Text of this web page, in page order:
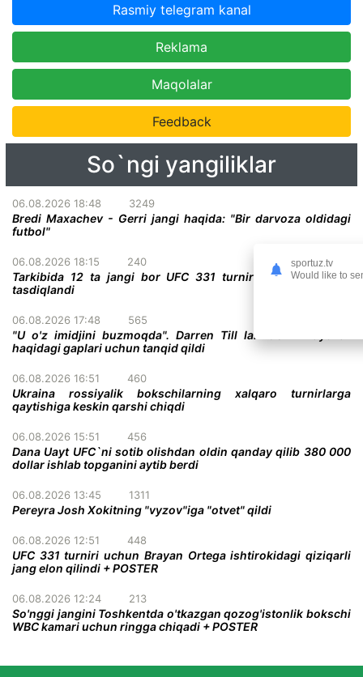
Rasmiy telegram kanal
Reklama
Maqolalar
Feedback
So`ngi yangiliklar
06.08.2026 18:48 3249
Bredi Maxachev - Gerri jangi haqida: "Bir darvoza oldidagi
futbol"
06.08.2026 18:15 240
Tarkibida 12 ta jangi bor UFC 331 turnirining to'liq kardi
tasdiqlandi
06.08.2026 17:48 565
"U o'z imidjini buzmoqda". Darren Till Ian Gerrini ayollar
haqidagi gaplari uchun tanqid qildi
06.08.2026 16:51 460
Ukraina rossiyalik bokschilarning xalqaro turnirlarga
qaytishiga keskin qarshi chiqdi
06.08.2026 15:51 456
Dana Uayt UFC`ni sotib olishdan oldin qanday qilib 380 000
dollar ishlab topganini aytib berdi
06.08.2026 13:45 1311
Pereyra Josh Xokitning "vyzov"iga "otvet" qildi
06.08.2026 12:51 448
UFC 331 turniri uchun Brayan Ortega ishtirokidagi qiziqarli
jang elon qilindi + POSTER
06.08.2026 12:24 213
So'nggi jangini Toshkentda o'tkazgan qozog'istonlik bokschi
WBC kamari uchun ringga chiqadi + POSTER
sportuz.tv
Would like to